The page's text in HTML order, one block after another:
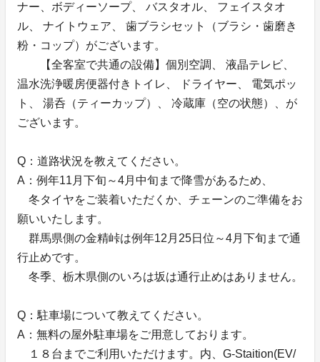
ナー、ボディーソープ、 バスタオル、 フェイスタオ
ル、 ナイトウェア、 歯ブラシセット（ブラシ・歯磨き
粉・コップ）がございます。
【全客室で共通の設備】個別空調、 液晶テレビ、
温水洗浄暖房便器付きトイレ、 ドライヤー、 電気ポッ
ト、 湯呑（ティーカップ）、 冷蔵庫（空の状態）、が
ございます。
Q：道路状況を教えてください。
A：例年11月下旬～4月中旬まで降雪があるため、
冬タイヤをご装着いただくか、チェーンのご準備をお
願いいたします。
群馬県側の金精峠は例年12月25日位～4月下旬まで通
行止めです。
冬季、栃木県側のいろは坂は通行止めはありません。
Q：駐車場について教えてください。
A：無料の屋外駐車場をご用意しております。
１８台までご利用いただけます。内、G-Staition(EV/